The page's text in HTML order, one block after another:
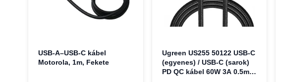
USB-A–USB-C kábel
Motorola, 1m, Fekete
Ugreen US255 50122 USB-C
(egyenes) / USB-C (sarok)
PD QC kábel 60W 3A 0.5m -